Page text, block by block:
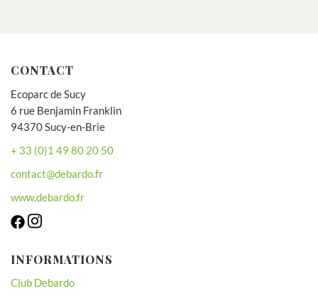
CONTACT
Ecoparc de Sucy
6 rue Benjamin Franklin
94370 Sucy-en-Brie
+ 33 (0)1 49 80 20 50
contact@debardo.fr
www.debardo.fr
INFORMATIONS
Club Debardo